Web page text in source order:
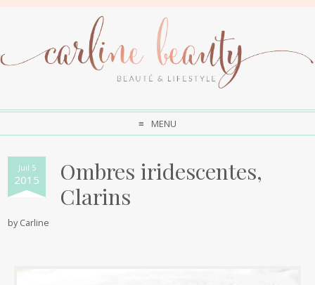
MENU
Juil 5
2015
Ombres iridescentes,
Clarins
byCarline